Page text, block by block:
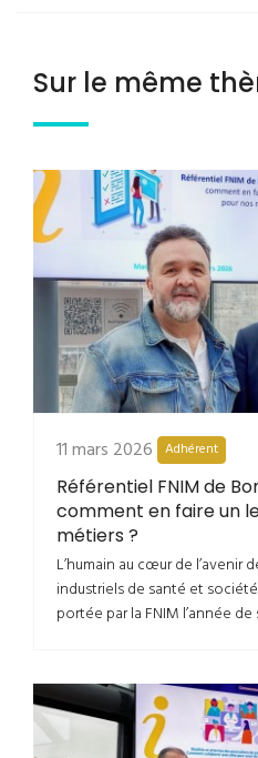
Sur le même
11 mars 2026 Adhérent
Référentiel FNIM de
comment en faire un
métiers ?
L’humain au cœur de
industriels de santé et
portée par la FNIM l’année de